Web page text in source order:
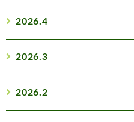
2026.4
2026.3
2026.2